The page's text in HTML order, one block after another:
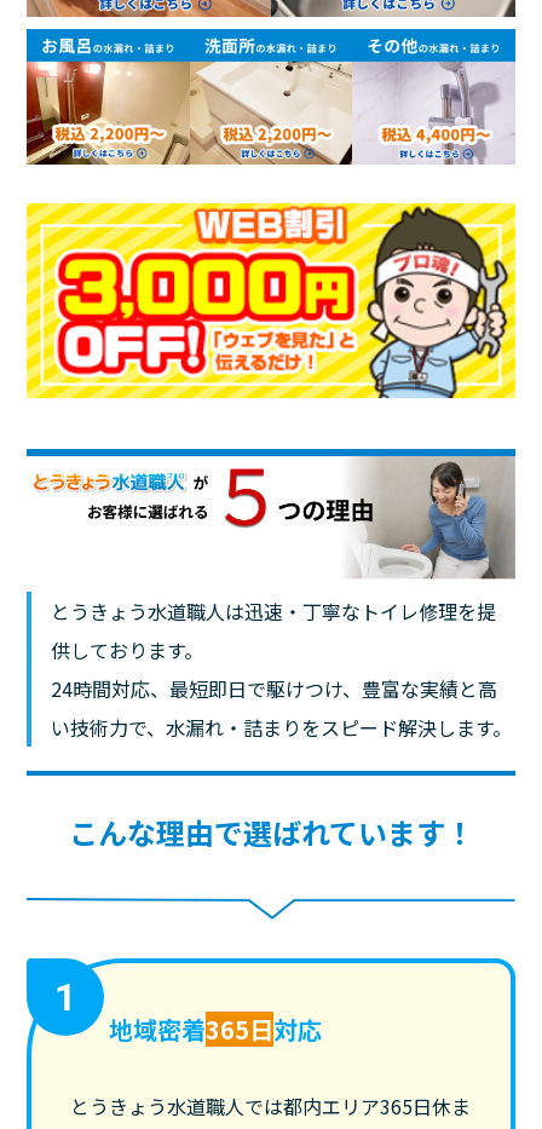
とうきょう水道職人は迅速・丁寧なトイレ修理を提
供しております。
24時間対応、最短即日で駆けつけ、豊富な実績と高
い技術力で、水漏れ・詰まりをスピード解決します。
こんな理由で選ばれています！
1
地域密着365日対応
とうきょう水道職人では都内エリア365日休ま